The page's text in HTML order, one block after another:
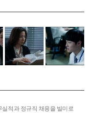
적과 정규직 채용을 빌미로